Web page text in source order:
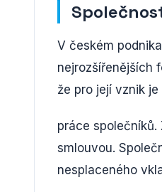
V českém
nejrozšířenějších
že pro její vznik
práce společníků.
smlouvou.
nesplaceného